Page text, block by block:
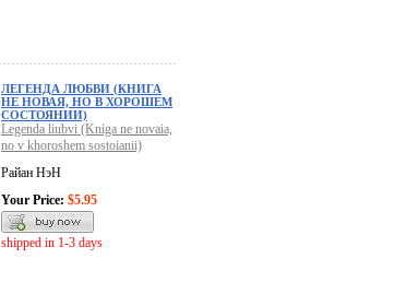
ЛЕГЕНДА ЛЮБВИ (КНИГА
НЕ НОВАЯ, НО В ХОРОШЕМ
СОСТОЯНИИ)
Legenda liubvi (Kniga ne novaia,
no v khoroshem sostoianii)
Райан НэН
Your Price: $5.95
shipped in 1-3 days